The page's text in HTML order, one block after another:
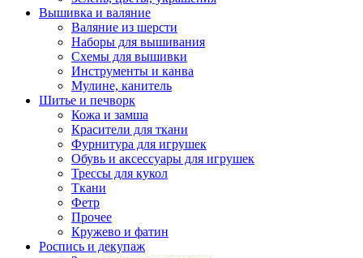
Вышивка и валяние
Валяние из шерсти
Наборы для вышивания
Схемы для вышивки
Инструменты и канва
Мулине, канитель
Шитье и печворк
Кожа и замша
Красители для ткани
Фурнитура для игрушек
Обувь и аксессуары для игрушек
Трессы для кукол
Ткани
Фетр
Прочее
Кружево и фатин
Роспись и декупаж